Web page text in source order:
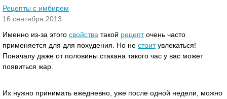
Рецепты с имбирем
16 сентября 2013
Именно из-за этого свойства такой рецепточень часто
применяется для для похудения. Но не стоитувлекаться!
Поначалу даже от половины стакана такого час у вас может
появиться жар.
Их нужно принимать ежедневно, уже после одной недели, можно